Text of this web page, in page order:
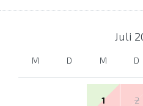
Juli
M D M D
1 2